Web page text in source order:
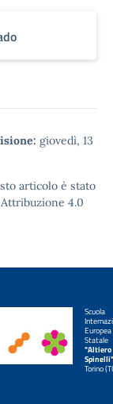
giovedì, 13
articolo è stato
4.0
Scuola
Europea
Statale
"Altiero
Torino